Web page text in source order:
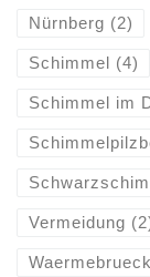
Nürnberg (2)
Schimmel (4)
Schimmel im
Vermeidung